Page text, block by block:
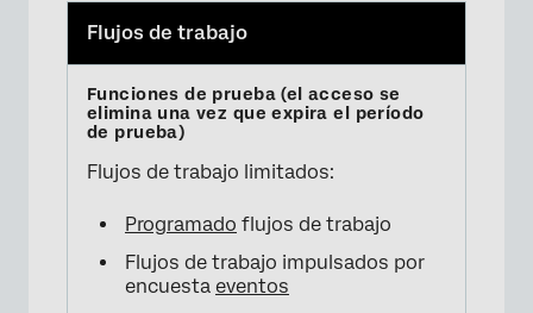
Flujos de trabajo
Flujos de trabajo limitados:
Programado flujos de trabajo
Flujos de trabajo impulsados ​​por
encuesta eventos